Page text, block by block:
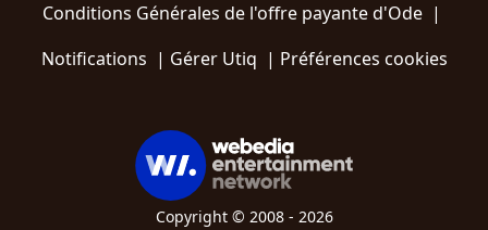
Conditions Générales de l'offre payante d'Ode |
Notifications | Gérer Utiq | Préférences cookies
Copyright © 2008 - 2026